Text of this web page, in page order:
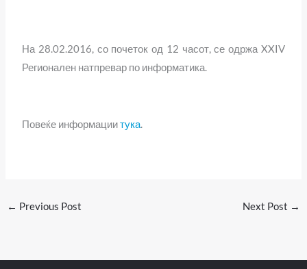
На 28.02.2016, со почеток од 12 часот, се одржа XXIV
Регионален натпревар по информатика.
Повеќе информациитука.
← Previous Post Next Post →